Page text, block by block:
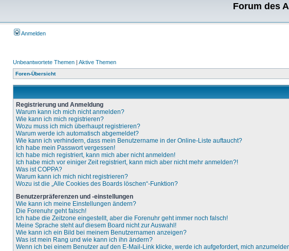
Forum des
Anmelden
Unbeantwortete Themen | Aktive Themen
Foren-Übersicht
Registrierung und Anmeldung
Warum kann ich mich nicht anmelden?
Wie kann ich mich registrieren?
Wozu muss ich mich überhaupt registrieren?
Warum werde ich automatisch abgemeldet?
Wie kann ich verhindern, dass mein Benutzername in der Online-Liste auftaucht?
Ich habe mein Passwort vergessen!
Ich habe mich registriert, kann mich aber nicht anmelden!
Ich habe mich vor einiger Zeit registriert, kann mich aber nicht mehr anmelden?!
Was ist COPPA?
Warum kann ich mich nicht registrieren?
Wozu ist die „Alle Cookies des Boards löschen“-Funktion?
Benutzerpräferenzen und -einstellungen
Wie kann ich meine Einstellungen ändern?
Die Forenuhr geht falsch!
Ich habe die Zeitzone eingestellt, aber die Forenuhr geht immer noch falsch!
Meine Sprache steht auf diesem Board nicht zur Auswahl!
Wie kann ich ein Bild bei meinem Benutzernamen anzeigen?
Was ist mein Rang und wie kann ich ihn ändern?
Wenn ich bei einem Benutzer auf den E-Mail-Link klicke, werde ich aufgefordert, mich